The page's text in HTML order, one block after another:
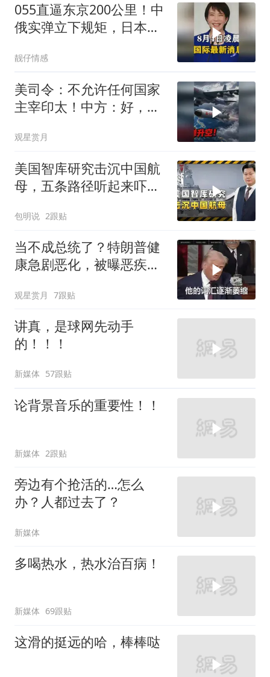
055直逼东京200公里！中
俄实弹立下规矩，日本除
靓仔情感
美司令：不允许任何国家
主宰印太！中方：好，轰
观星赏月
美国智库研究击沉中国航
母，五条路径听起来吓
包明说 2跟贴
当不成总统了？特朗普健
康急剧恶化，被曝恶疾缠
观星赏月 7跟贴
讲真，是球网先动手
的！！！
新媒体 57跟贴
论背景音乐的重要性！！
新媒体 2跟贴
旁边有个抢活的…怎么
办？人都过去了？
新媒体
多喝热水，热水治百病！
新媒体 69跟贴
这滑的挺远的哈，棒棒哒